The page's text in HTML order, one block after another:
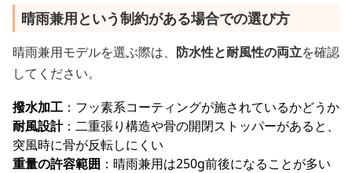
晴雨兼用という制約がある場合での選び方
晴雨兼用モデルを選ぶ際は、 防水性と耐風性の両立を確認
してください。
撥水加工 ：フッ素系コーティングが施されているかどうか
耐風設計：二重張り構造や骨の開閉ストッパーがあると、
突風時に骨が反転しにくい
重量の許容範囲 ：晴雨兼用は250g前後になることが多い